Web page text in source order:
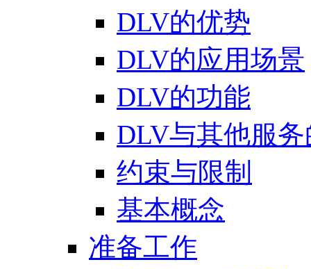
DLV的优势
DLV的应用场景
DLV的功能
DLV与其他服
约束与限制
基本概念
准备工作